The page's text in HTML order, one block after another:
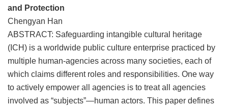
and Protection
Chengyan Han
ABSTRACT: Safeguarding intangible cultural heritage
(ICH) is a worldwide public culture enterprise practiced by
multiple human-agencies across many societies, each of
which claims different roles and responsibilities. One way
to actively empower all agencies is to treat all agencies
involved as “subjects”—human actors. This paper defines